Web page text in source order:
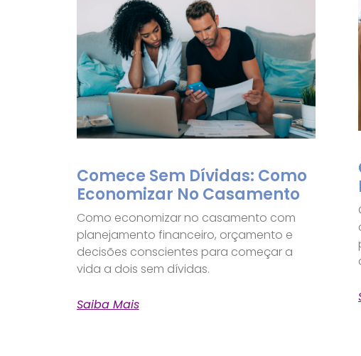
Comece Sem Dívidas: Como
Economizar No Casamento
Como economizar no casamento com
planejamento financeiro, orçamento e
decisões conscientes para começar a
vida a dois sem dívidas.
Saiba Mais